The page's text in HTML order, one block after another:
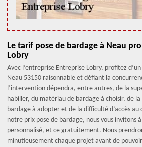
Le tarif pose de bardage à Neau
Lobry
Avec l’entreprise Entreprise Lobry, profitez
Neau 53150 raisonnable et défiant la
l’intervention dépendra, entre autres, de la
habiller, du matériau de bardage à choisir, de
bardage à adopter et de la difficulté d’accès
notre prix pose de bardage, nous vous invitons
personnalisé, et ce gratuitement. Nous
minutieusement chaque projet avant de